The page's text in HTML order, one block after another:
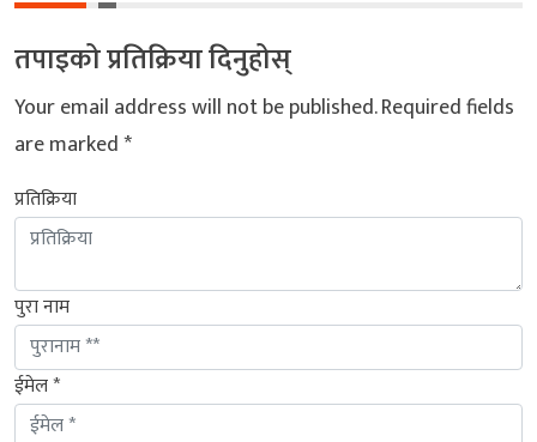
तपाइको प्रतिक्रिया दिनुहोस्
Your email address will not be published.Required fields
are marked*
प्रतिक्रिया
पुरा नाम
ईमेल *